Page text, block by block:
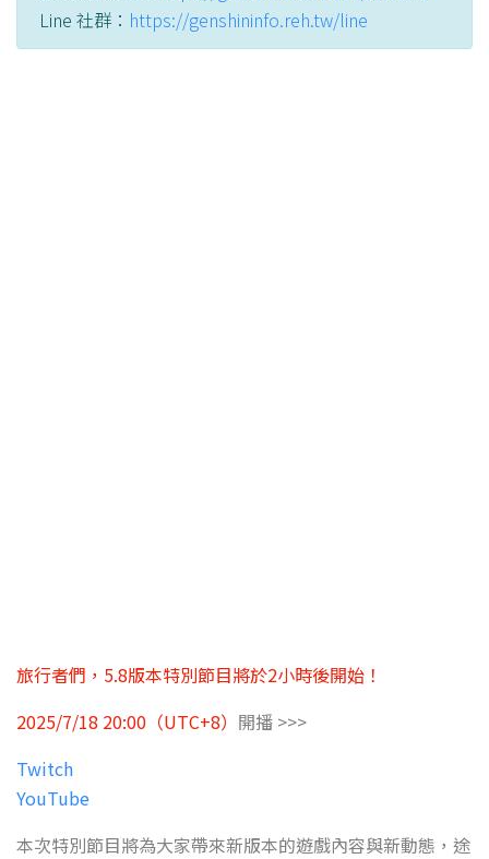
Line 社群： https://genshininfo.reh.tw/line
旅行者們，5.8版本特別節目將於2小時後開始！
2025/7/18 20:00（UTC+8） 開播 >>>
Twitch
YouTube
本次特別節目將為大家帶來新版本的遊戲內容與新動態，途